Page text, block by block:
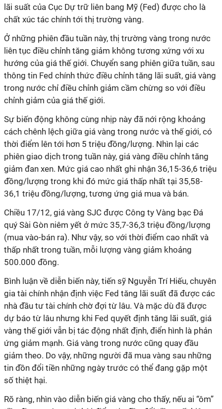
lãi suất của Cục Dự trữ liên bang Mỹ (Fed) được cho là
chất xúc tác chính tới thị trường vàng.
Ở những phiên đầu tuần này, thị trường vàng trong nước
liên tục điều chỉnh tăng giảm không tương xứng với xu
hướng của giá thế giới. Chuyển sang phiên giữa tuần, sau
thông tin Fed chính thức điều chỉnh tăng lãi suất, giá vàng
trong nước chỉ điều chỉnh giảm cầm chừng so với điều
chỉnh giảm của giá thế giới.
Sự biến động không cùng nhịp này đã nới rộng khoảng
cách chênh lệch giữa giá vàng trong nước và thế giới, có
thời điểm lên tới hơn 5 triệu đồng/lượng. Nhìn lại các
phiên giao dịch trong tuần này, giá vàng điều chỉnh tăng
giảm đan xen. Mức giá cao nhất ghi nhận 36,15-36,6 triệu
đồng/lượng trong khi đó mức giá thấp nhất tại 35,58-
36,1 triệu đồng/lượng, tương ứng giá mua và bán.
Chiều 17/12, giá vàng SJC được Công ty Vàng bạc Đá
quý Sài Gòn niêm yết ở mức 35,7-36,3 triệu đồng/lượng
(mua vào-bán ra). Như vậy, so với thời điểm cao nhất và
thấp nhất trong tuần, mỗi lượng vàng giảm khoảng
500.000 đồng.
Bình luận về diễn biến này, tiến sỹ Nguyễn Trí Hiếu, chuyên
gia tài chính nhận định việc Fed tăng lãi suất đã được các
nhà đầu tư tài chính chờ đợi từ lâu. Và mặc dù đã được
dự báo từ lâu nhưng khi Fed quyết định tăng lãi suất, giá
vàng thế giới vẫn bị tác động nhất định, điển hình là phản
ứng giảm mạnh. Giá vàng trong nước cũng quay đầu
giảm theo. Do vậy, những người đã mua vàng sau những
tin đồn đổi tiền những ngày trước có thể đang gặp một
số thiệt hại.
Rõ ràng, nhìn vào diễn biến giá vàng cho thấy, nếu ai “ôm”